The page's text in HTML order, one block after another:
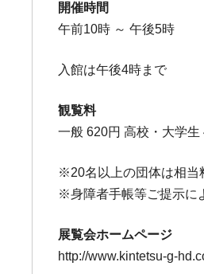
開催時間
午前10時 ～ 午後5時
入館は午後4時まで
観覧料
一般 620円 高校・大学
※20名以上の団体は相当
※身障者手帳等ご提示に
展覧会ホームページ
http://www.kintetsu-g-